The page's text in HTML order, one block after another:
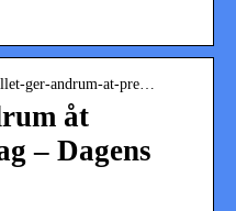
ger-andrum-at-pre…
åt
– Dagens